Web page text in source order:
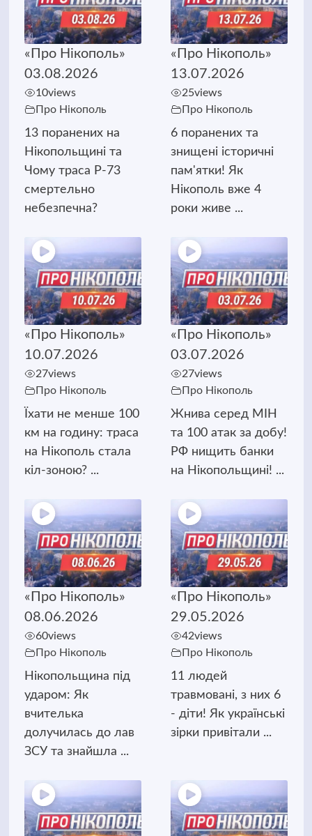
«Про Нікополь»
03.08.2026
10views
Про Нікополь
13 поранених на
Нікопольщині та
Чому траса Р-73
смертельно
небезпечна?
«Про Нікополь»
13.07.2026
25views
Про Нікополь
6 поранених та
знищені історичні
пам'ятки! Як
Нікополь вже 4
роки живе ...
«Про Нікополь»
10.07.2026
27views
Про Нікополь
Їхати не менше 100
км на годину: траса
на Нікополь стала
кіл-зоною? ...
«Про Нікополь»
03.07.2026
27views
Про Нікополь
Жнива серед МІН
та 100 атак за добу!
РФ нищить банки
на Нікопольщині! ...
«Про Нікополь»
08.06.2026
60views
Про Нікополь
Нікопольщина під
ударом: Як
вчителька
долучилась до лав
ЗСУ та знайшла ...
«Про Нікополь»
29.05.2026
42views
Про Нікополь
11 людей
травмовані, з них 6
- діти! Як українські
зірки привітали ...